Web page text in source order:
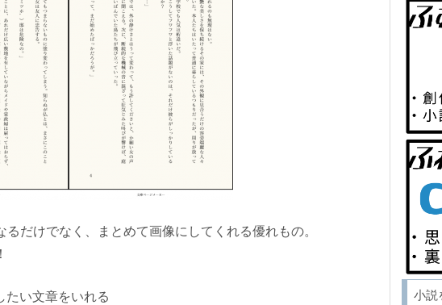
るだけでなく、まとめて画像にしてくれる優れもの。
たい文章をいれる
小説